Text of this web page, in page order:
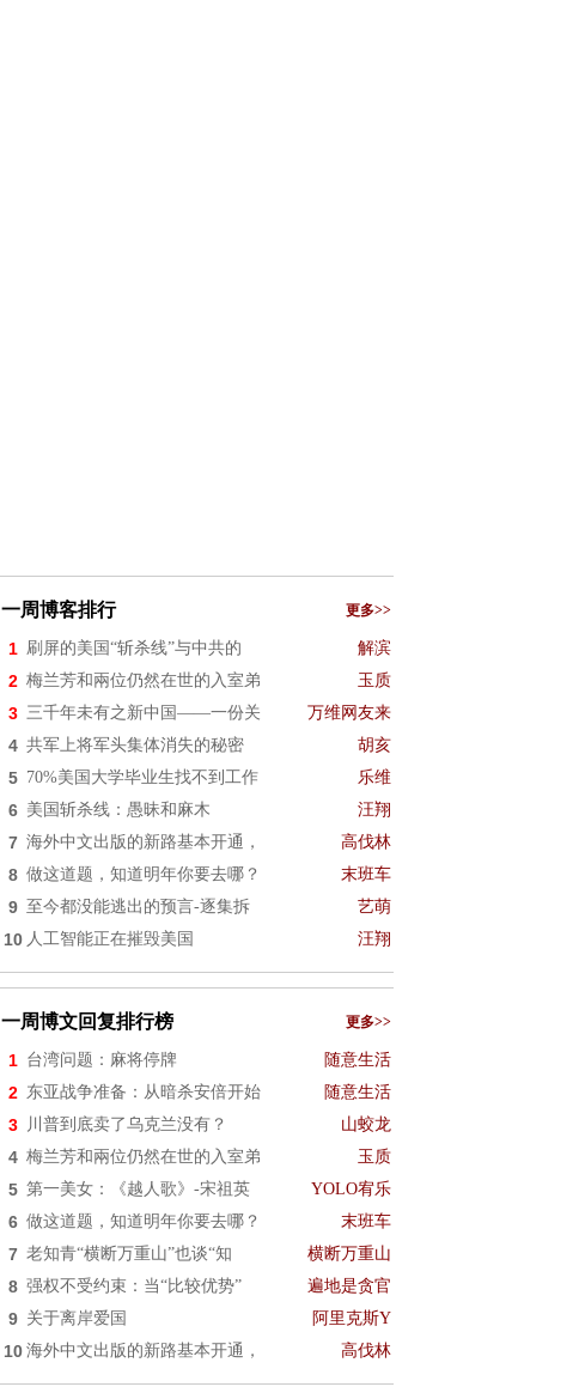
一周博客排行 更多>>
1 刷屏的美国“斩杀线”与中共的 解滨
2 梅兰芳和兩位仍然在世的入室弟 玉质
3 三千年未有之新中国——一份关 万维网友来
4 共军上将军头集体消失的秘密 胡亥
5 70%美国大学毕业生找不到工作 乐维
6 美国斩杀线：愚昧和麻木 汪翔
7 海外中文出版的新路基本开通， 高伐林
8 做这道题，知道明年你要去哪？ 末班车
9 至今都没能逃出的预言-逐集拆 艺萌
10 人工智能正在摧毁美国 汪翔
一周博文回复排行榜 更多>>
1 台湾问题：麻将停牌 随意生活
2 东亚战争准备：从暗杀安倍开始 随意生活
3 川普到底卖了乌克兰没有？ 山蛟龙
4 梅兰芳和兩位仍然在世的入室弟 玉质
5 第一美女：《越人歌》-宋祖英 YOLO宥乐
6 做这道题，知道明年你要去哪？ 末班车
7 老知青“横断万重山”也谈“知 横断万重山
8 强权不受约束：当“比较优势” 遍地是贪官
9 关于离岸爱国 阿里克斯Y
10 海外中文出版的新路基本开通， 高伐林